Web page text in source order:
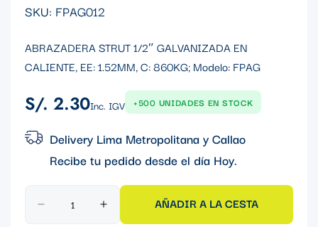
SKU: FPAG012
ABRAZADERA STRUT 1/2″ GALVANIZADA EN
CALIENTE, EE: 1.52MM, C: 860KG; Modelo: FPAG
Precio
S/. 2.30Inc. IGV +500 UNIDADES EN STOCK
Delivery Lima Metropolitana y Callao
Recibe tu pedido desde el día Hoy.
AÑADIR A LA CESTA